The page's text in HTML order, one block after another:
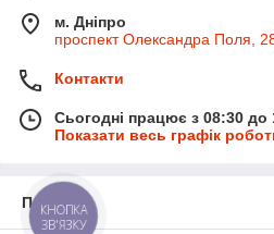
м. Дніпро
проспект Олександра Поля,
Контакти
Сьогодні працює з 08:30 до
Показати весь графік
Про нас
КНОПКА
ЗВ'ЯЗКУ